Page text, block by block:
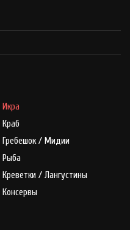
Икра
Краб
Гребешок / Мидии
Рыба
Креветки / Лангустины
Консервы